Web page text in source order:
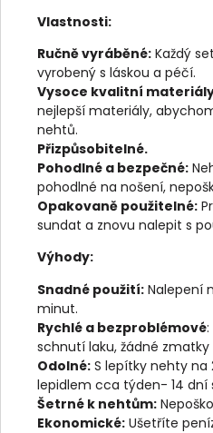
Vlastnosti:
Ručně vyráběné: Každý
vyrobený s láskou a péčí.
Vysoce kvalitní
nejlepší materiály,
nehtů.
Přizpůsobitelné.
Pohodlné a bezpečné:
pohodlné na nošení,
Opakovaně použitelné:
sundat a znovu nalepit s
Výhody:
Snadné použití: Nalepení
minut.
Rychlé a bezproblémové
schnutí laku, žádné zmatky
Odolné: S lepítky nehty na
lepidlem cca týden- 14 dní
Šetrné k nehtům:
Ekonomické: Ušetříte